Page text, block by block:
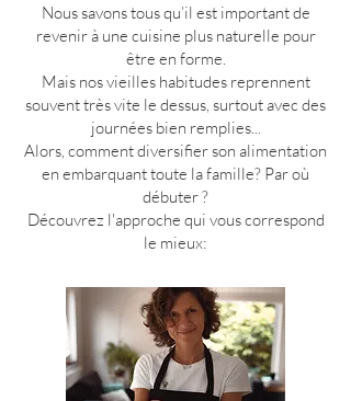
Nous savons tous qu’il est important de
revenir à une cuisine plus naturelle pour
être en forme.
Mais nos vieilles habitudes reprennent
souvent très vite le dessus, surtout avec des
journées bien remplies...
Alors, comment diversifier son alimentation
en embarquant toute la famille? Par où
débuter ?
Découvrez l'approche qui vous correspond
le mieux: